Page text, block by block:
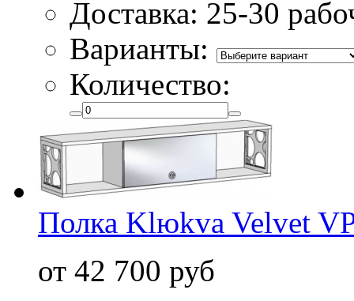
Доставка: 25-30
Варианты:
Количество:
Полка Klюkva Velvet
от 42 700 руб